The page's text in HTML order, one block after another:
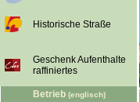
Historische Straße
Geschenk Aufenthalte
raffiniertes
Betrieb (englisch)